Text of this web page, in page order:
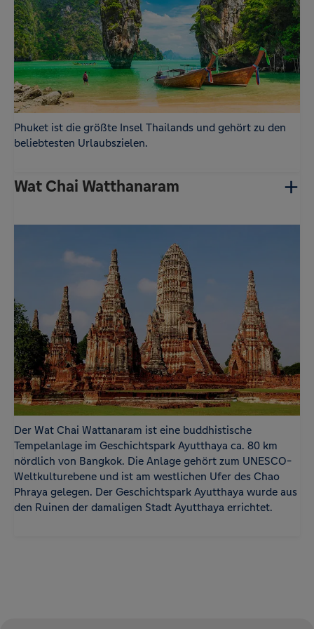
setzt zum Schutz und Identifizierung
zufallsgenerierte Cookies ein.
Statistik
Name Anbieter Zweck
- Google
Der Google Tag Manager von Google setzt ein
cookieloses Tracking ein.
Phuket ist die größte Insel Thailands und gehört zu den
beliebtesten Urlaubszielen.
Wat Chai Watthanaram
Der Wat Chai Wattanaram ist eine buddhistische
Tempelanlage im Geschichtspark Ayutthaya ca. 80 km
nördlich von Bangkok. Die Anlage gehört zum UNESCO-
Weltkulturebene und ist am westlichen Ufer des Chao
Phraya gelegen. Der Geschichtspark Ayutthaya wurde aus
den Ruinen der damaligen Stadt Ayutthaya errichtet.